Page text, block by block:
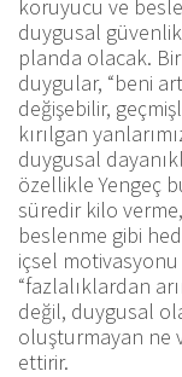
koruyucu ve
duygusal
planda olacak.
duygular, “beni
değişebilir,
kırılgan
duygusal
özellikle Yengeç
süredir kilo
beslenme gibi
içsel
“fazlalıklardan
değil, duygusal
oluşturmayan ne
ettirir.